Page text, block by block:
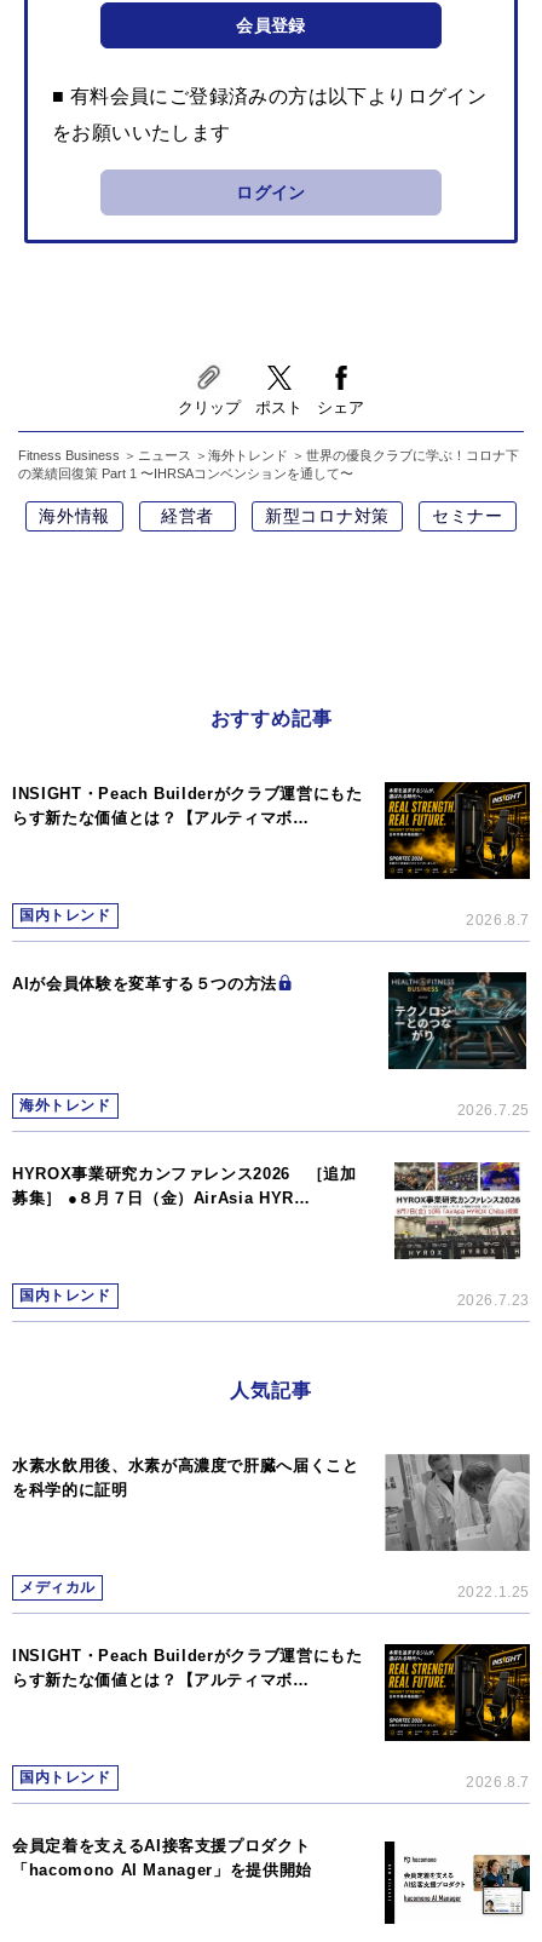
会員登録
■ 有料会員にご登録済みの方は以下よりログイン
をお願いいたします
ログイン
クリップ ポスト シェア
Fitness Business ニュース 海外トレンド
世界の優良クラブに学ぶ！コロナ下
の業績回復策 Part 1 〜IHRSAコンベンションを通して〜
海外情報 経営者 新型コロナ対策 セミナー
おすすめ記事
INSIGHT・Peach Builderがクラブ運営にもた
らす新たな価値とは？【アルティマボ…
国内トレンド 2026.8.7
AIが会員体験を変革する５つの方法
海外トレンド 2026.7.25
HYROX事業研究カンファレンス2026 ［追加
募集］ ●８月７日（金）AirAsia HYR…
国内トレンド 2026.7.23
人気記事
水素水飲用後、水素が高濃度で肝臓へ届くこと
を科学的に証明
メディカル 2022.1.25
INSIGHT・Peach Builderがクラブ運営にもた
らす新たな価値とは？【アルティマボ…
国内トレンド 2026.8.7
会員定着を支えるAI接客支援プロダクト
「hacomono AI Manager」を提供開始